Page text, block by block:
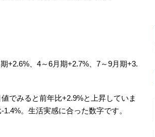
+2.6%、4～6月期+2.7%、7～9月期+3.
でみると前年比+2.9%と上昇していま
。生活実感に合った数字です。